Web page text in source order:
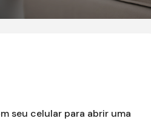
seu celular para abrir uma